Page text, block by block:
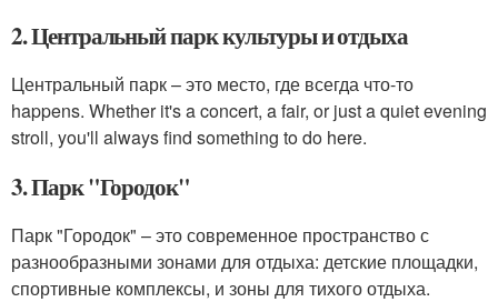
2. Центральный парк культуры и отдыха
Центральный парк – это место, где всегда что-то
happens. Whether it's a concert, a fair, or just a quiet evening
stroll, you'll always find something to do here.
3. Парк "Городок"
Парк "Городок" – это современное пространство с
разнообразными зонами для отдыха: детские площадки,
спортивные комплексы, и зоны для тихого отдыха.